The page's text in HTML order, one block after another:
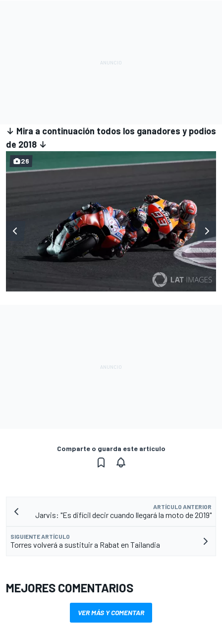
↓ Mira a continuación todos los ganadores y podios
de 2018 ↓
26
Comparte o guarda este artículo
ARTÍCULO ANTERIOR
Jarvis: "Es difícil decir cuando llegará la moto de 2019"
SIGUIENTE ARTÍCULO
Torres volverá a sustituir a Rabat en Tailandia
MEJORES COMENTARIOS
VER MÁS Y COMENTAR